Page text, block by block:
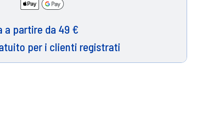
a partire da 49 €
per i clienti registrati